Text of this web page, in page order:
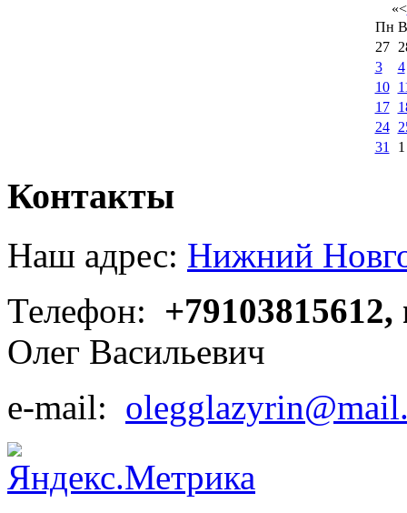
«<
Пн
27
3
4
10
17
24
31
1
Контакты
Наш адрес: Нижний
Телефон:
Олег Васильевич
e-mail: